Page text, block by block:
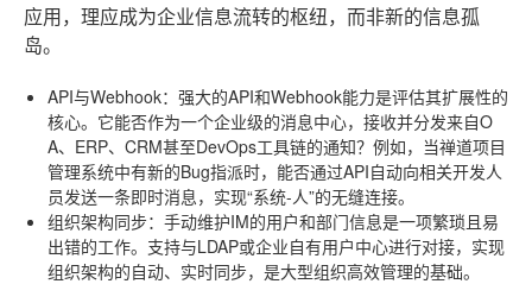
应用，理应成为企业信息流转的枢纽，而非新的信息孤
岛。
API与Webhook：强大的API和Webhook能力是评估其扩展性的
核心。它能否作为一个企业级的消息中心，接收并分发来自O
A、ERP、CRM甚至DevOps工具链的通知？例如，当禅道项目
管理系统中有新的Bug指派时，能否通过API自动向相关开发人
员发送一条即时消息，实现“系统-人”的无缝连接。
组织架构同步：手动维护IM的用户和部门信息是一项繁琐且易
出错的工作。支持与LDAP或企业自有用户中心进行对接，实现
组织架构的自动、实时同步，是大型组织高效管理的基础。